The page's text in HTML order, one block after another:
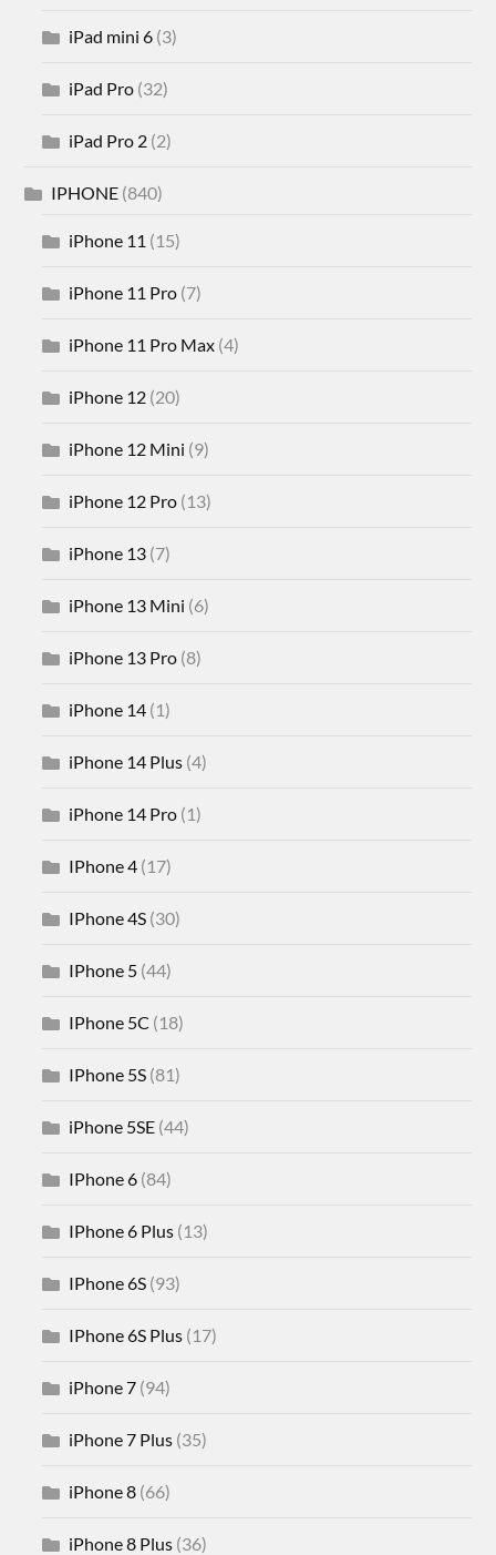
iPad mini 6 (3)
iPad Pro (32)
iPad Pro 2 (2)
IPHONE (840)
iPhone 11 (15)
iPhone 11 Pro (7)
iPhone 11 Pro Max (4)
iPhone 12 (20)
iPhone 12 Mini (9)
iPhone 12 Pro (13)
iPhone 13 (7)
iPhone 13 Mini (6)
iPhone 13 Pro (8)
iPhone 14 (1)
iPhone 14 Plus (4)
iPhone 14 Pro (1)
IPhone 4 (17)
IPhone 4S (30)
IPhone 5 (44)
IPhone 5C (18)
IPhone 5S (81)
iPhone 5SE (44)
IPhone 6 (84)
IPhone 6 Plus (13)
IPhone 6S (93)
IPhone 6S Plus (17)
iPhone 7 (94)
iPhone 7 Plus (35)
iPhone 8 (66)
iPhone 8 Plus (36)